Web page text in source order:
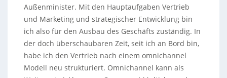
Außenminister. Mit den Hauptaufgaben Vertrieb
und Marketing und strategischer Entwicklung bin
ich also für den Ausbau des Geschäfts zuständig. In
der doch überschaubaren Zeit, seit ich an Bord bin,
habe ich den Vertrieb nach einem omnichannel
Modell neu strukturiert. Omnichannel kann als